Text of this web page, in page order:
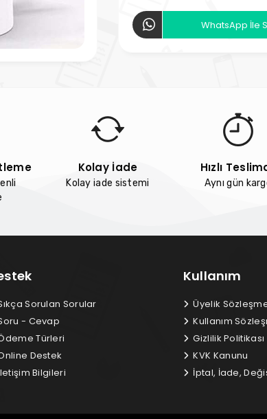
WhatsApp İle
Kolay İade
Kolay iade sistemi
Hızlı
Aynı gün
Sorulan Sorular
- Cevap
Türleri
Destek
Bilgileri
Kullanım
Üyelik
Kullanım
Gizlilik Politikası
KVK Kanunu
İptal, İade,